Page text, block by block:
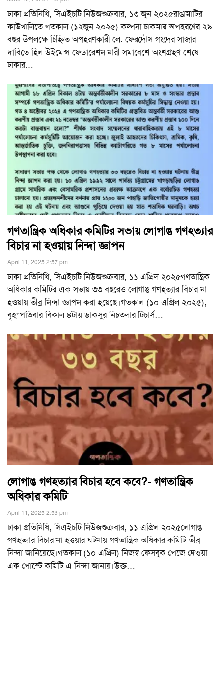
ঢাকা প্রতিনিধি, সিএইচটি নিউজশুক্রবার, ১৩ জুন ২০২৫রাঙামাটির
কাউখালিতে গতকাল (১২জুন ২০২৫) কল্পনা চাকমার অপহরণের ২৯
বছর উপলক্ষে চিহ্নিত অপহরণকারী লে. ফেরদৌস গংদের সাজার
দাবিতে হিল উইমেন্স ফেডারেশন নারী সমাবেশে অংশগ্রহণ শেষে
ঢাকার…
গণতান্ত্রিক অধিকার কমিটির সভায় লোগাঙ গণহত্যার
বিচার না হওয়ায় নিন্দা জ্ঞাপন
April 11, 2025 2:57 pm
ঢাকা প্রতিনিধি, সিএইচটি নিউজশুক্রবার, ১১ এপ্রিল ২০২৫গণতান্ত্রিক
অধিকার কমিটির এক সভায় ৩৩ বছরেও লোগাঙ গণহত্যার বিচার না
হওয়ায় তীব্র নিন্দা জ্ঞাপন করা হয়েছে।গতকাল (১০ এপ্রিল ২০২৫),
বৃহস্পতিবার বিকাল ৪টায় ডাকসুর নিচতলার টিচার্স…
লোগাঙ গণহত্যার বিচার হবে কবে?- গণতান্ত্রিক
অধিকার কমিটি
April 11, 2025 2:53 pm
ঢাকা প্রতিনিধি, সিএইচটি নিউজশুক্রবার, ১১ এপ্রিল ২০২৫লোগাঙ
গণহত্যার বিচার না হওয়ার ঘটনায় গণতান্ত্রিক অধিকার কমিটি তীব্র
নিন্দা জানিয়েছে।গতকাল (১০ এপ্রিল) নিজস্ব ফেসবুক পেজে দেওয়া
এক পোস্টে কমিটি এ নিন্দা জানায়।উক্ত…